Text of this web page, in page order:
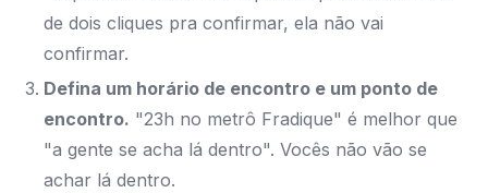
de dois cliques pra confirmar, ela não vai
confirmar.
Defina um horário de encontro e um ponto de
encontro. "23h no metrô Fradique" é melhor que
"a gente se acha lá dentro". Vocês não vão se
achar lá dentro.